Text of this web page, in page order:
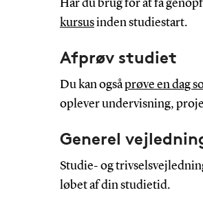
Har du brug for at få
kursusinden studiestart.
Afprøv studiet
Du kan ogsåprøve en dag
oplever undervisning,
Generel
Studie- og
løbet af din studietid.